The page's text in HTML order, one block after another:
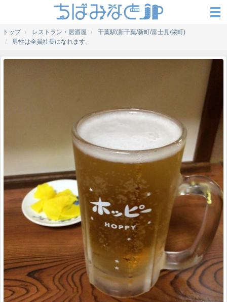
トップ レストラン・居酒屋
千葉駅(新千葉/新町/富士見/栄町)
男性は全員社長になれます。